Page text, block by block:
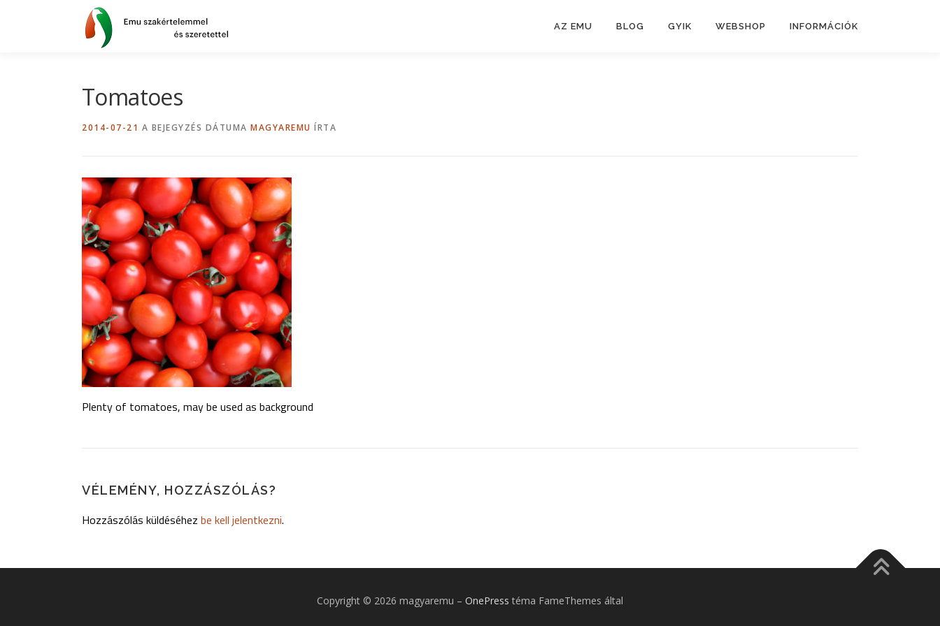
AZ EMU BLOG GYIK WEBSHOP INFORMÁCIÓK
Tomatoes
2014-07-21 A BEJEGYZÉS DÁTUMA MAGYAREMU ÍRTA
Plenty of tomatoes, may be used as background
VÉLEMÉNY, HOZZÁSZÓLÁS?
Hozzászólás küldéséhez be kell jelentkezni.
Copyright © 2026 magyaremu – OnePress téma FameThemes által